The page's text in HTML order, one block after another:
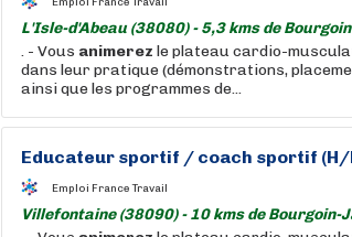
L'Isle-d'Abeau (38080) - 5,3 kms de
. - Vous animerez le plateau cardio-
dans leur pratique (démonstrations,
ainsi que les programmes de...
Educateur sportif / coach sportif (H/
Emploi France Travail
Villefontaine (38090) - 10 kms de Bourgoin-